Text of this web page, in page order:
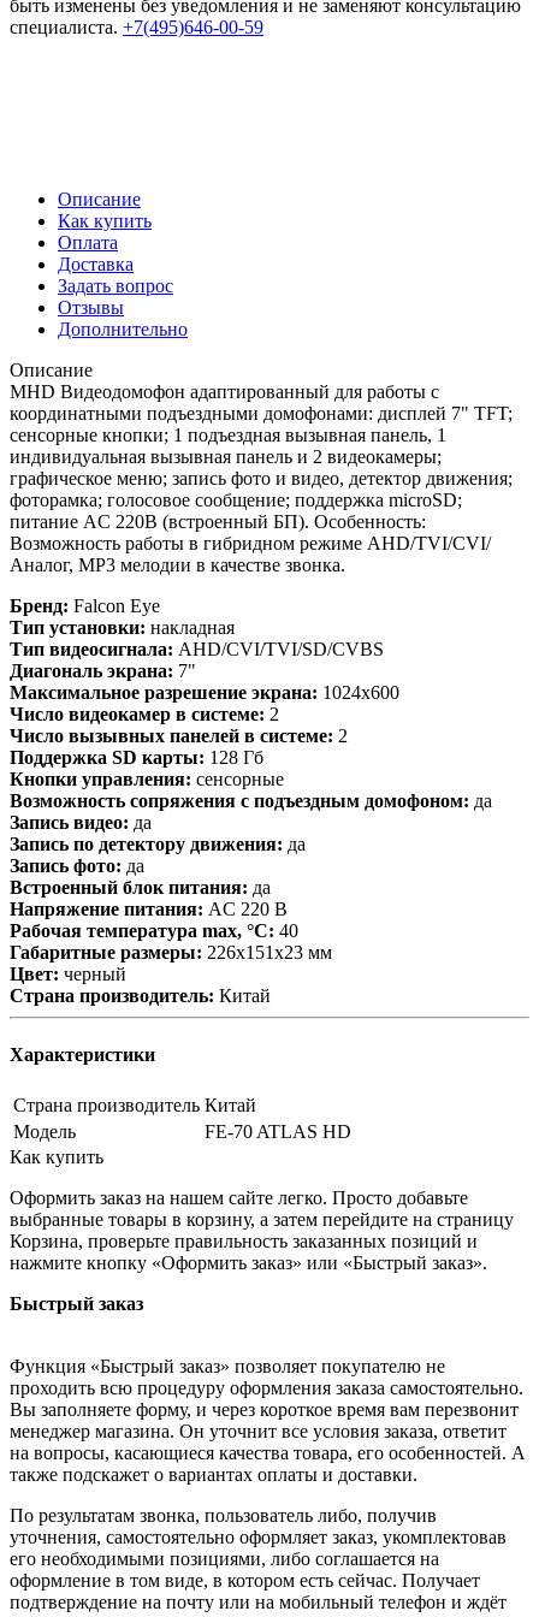
быть изменены без уведомления и не заменяют консультацию
специалиста. +7(495)646-00-59
Описание
Как купить
Оплата
Доставка
Задать вопрос
Отзывы
Дополнительно
Описание
MHD Видеодомофон адаптированный для работы с
координатными подъездными домофонами: дисплей 7" TFT;
сенсорные кнопки; 1 подъездная вызывная панель, 1
индивидуальная вызывная панель и 2 видеокамеры;
графическое меню; запись фото и видео, детектор движения;
фоторамка; голосовое сообщение; поддержка microSD;
питание AC 220В (встроенный БП). Особенность:
Возможность работы в гибридном режиме AHD/TVI/CVI/
Аналог, MP3 мелодии в качестве звонка.
Бренд: Falcon Eye
Тип установки: накладная
Тип видеосигнала: AHD/CVI/TVI/SD/CVBS
Диагональ экрана: 7"
Максимальное разрешение экрана: 1024x600
Число видеокамер в системе: 2
Число вызывных панелей в системе: 2
Поддержка SD карты: 128 Гб
Кнопки управления: сенсорные
Возможность сопряжения с подъездным домофоном: да
Запись видео: да
Запись по детектору движения: да
Запись фото: да
Встроенный блок питания: да
Напряжение питания: AC 220 В
Рабочая температура max, °С: 40
Габаритные размеры: 226х151х23 мм
Цвет: черный
Страна производитель: Китай
Характеристики
Страна производитель Китай
Модель
FE-70 ATLAS HD
Как купить
Оформить заказ на нашем сайте легко. Просто добавьте
выбранные товары в корзину, а затем перейдите на страницу
Корзина, проверьте правильность заказанных позиций и
нажмите кнопку «Оформить заказ» или «Быстрый заказ».
Быстрый заказ
Функция «Быстрый заказ» позволяет покупателю не
проходить всю процедуру оформления заказа самостоятельно.
Вы заполняете форму, и через короткое время вам перезвонит
менеджер магазина. Он уточнит все условия заказа, ответит
на вопросы, касающиеся качества товара, его особенностей. А
также подскажет о вариантах оплаты и доставки.
По результатам звонка, пользователь либо, получив
уточнения, самостоятельно оформляет заказ, укомплектовав
его необходимыми позициями, либо соглашается на
оформление в том виде, в котором есть сейчас. Получает
подтверждение на почту или на мобильный телефон и ждёт